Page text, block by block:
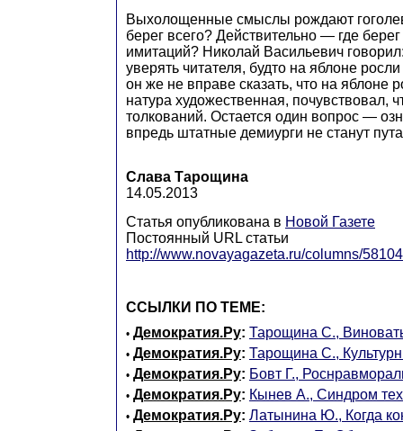
Выхолощенные смыслы рождают
берег всего? Действительно — где
имитаций? Николай Васильевич
уверять читателя, будто на яблоне
он же не вправе сказать, что на яблоне
натура художественная, почувствовал,
толкований. Остается один вопрос —
впредь штатные демиурги не станут
Слава Тарощина
14.05.2013
Статья опубликована в Новой Газете
Постоянный URL статьи
http://www.novayagazeta.ru/columns/
ССЫЛКИ ПО ТЕМЕ:
• Демократия.Ру: Тарощина С.,
• Демократия.Ру: Тарощина С.,
• Демократия.Ру: Бовт Г.,
• Демократия.Ру: Кынев А., Синдром
• Демократия.Ру: Латынина Ю., Когда